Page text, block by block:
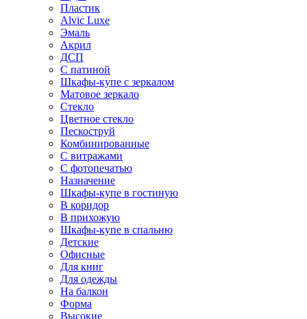
Пластик
Alvic Luxe
Эмаль
Акрил
ДСП
С патиной
Шкафы-купе с зеркалом
Матовое зеркало
Стекло
Цветное стекло
Пескоструй
Комбинированные
С витражами
С фотопечатью
Назначение
Шкафы-купе в гостиную
В коридор
В прихожую
Шкафы-купе в спальню
Детские
Офисные
Для книг
Для одежды
На балкон
Форма
Высокие